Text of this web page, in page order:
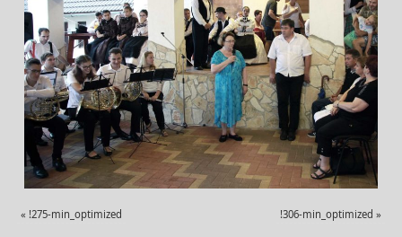
« !275-min_optimized !306-min_optimized »